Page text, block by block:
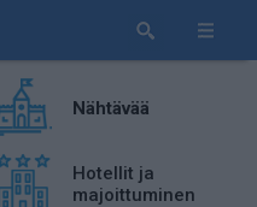
Nähtävää
Hotellit ja
majoittuminen